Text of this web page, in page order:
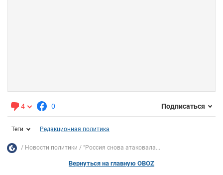
4 0 Подписаться
Теги Редакционная политика
Новости политики "Россия снова атаковала...
Вернуться на главную OBOZ